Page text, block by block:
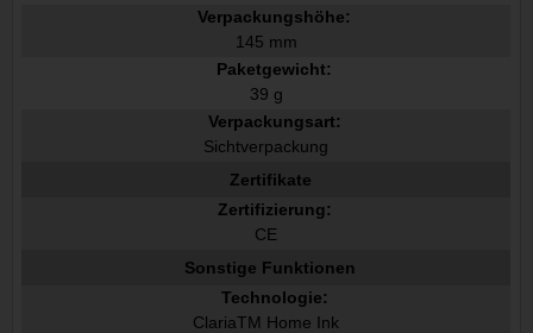
Verpackungshöhe:
145 mm
Paketgewicht:
39 g
Verpackungsart:
Sichtverpackung
Zertifikate
Zertifizierung:
CE
Sonstige Funktionen
Technologie:
ClariaTM Home Ink